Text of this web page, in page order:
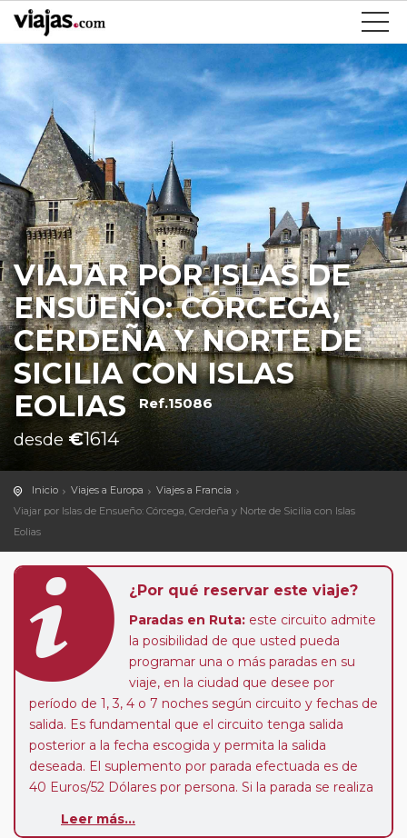
VIAJAR POR ISLAS DE
ENSUEÑO: CÓRCEGA,
CERDEÑA Y NORTE DE
SICILIA CON ISLAS
EOLIAS Ref.15086
desde €1614
Inicio Viajes a Europa
Viajes a Francia
Viajar por Islas de Ensueño: Córcega, Cerdeña y Norte de Sicilia con Islas
Eolias
¿Por qué reservar este viaje?
Paradas en Ruta: este circuito admite
la posibilidad de que usted pueda
programar una o más paradas en su
viaje, en la ciudad que desee por
período de 1, 3, 4 o 7 noches según circuito y fechas de
salida. Es fundamental que el circuito tenga salida
posterior a la fecha escogida y permita la salida
deseada. El suplemento por parada efectuada es de
40 Euros/52 Dólares por persona. Si la parada se realiza
abonará este suplemento.
Leer más...